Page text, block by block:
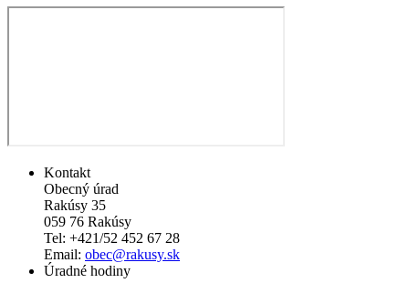
Kontakt
Obecný úrad
Rakúsy 35
059 76 Rakúsy
Tel: +421/52 452 67 28
Email: obec@rakusy.sk
Úradné hodiny